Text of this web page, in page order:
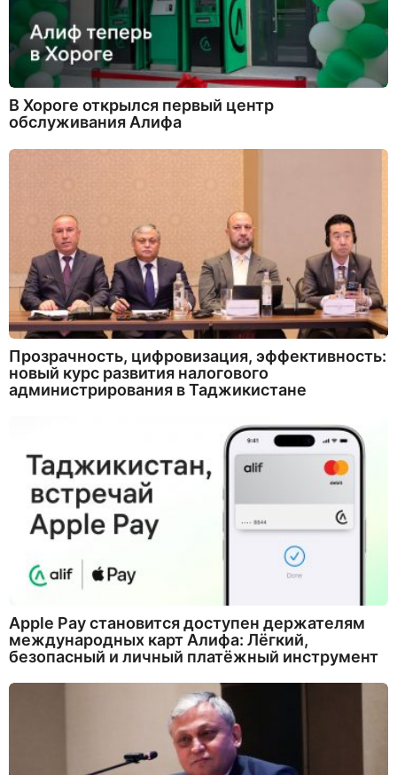
В Хороге открылся первый центр
обслуживания Алифа
Прозрачность, цифровизация, эффективность:
новый курс развития налогового
администрирования в Таджикистане
Apple Pay становится доступен держателям
международных карт Алифа: Лёгкий,
безопасный и личный платёжный инструмент